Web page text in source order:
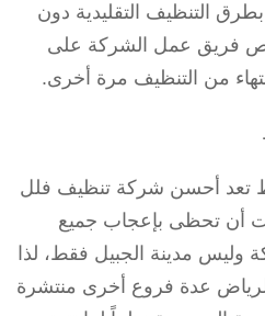
التنظيف التقليدية دون
فريق عمل الشركة على
من التنظيف مرة أخرى.
أحسن شركة تنظيف فلل
أن تحظى بإعجاب جميع
وليس مدينة الجبيل فقط، لذا
عدة فروع أخرى منتشرة